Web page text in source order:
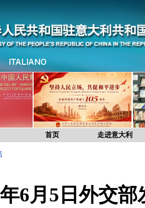
首页 走进意大利
6月5日外交